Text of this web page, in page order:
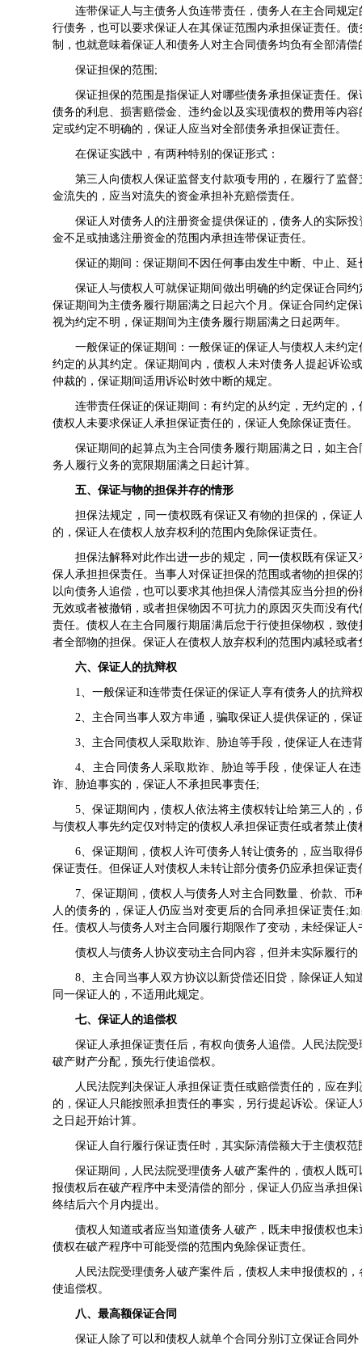
连带保证人与主债务人负连带责任，债务人在主合同规
行债务，也可以要求保证人在其保证范围内承担保证责任。
制，也就意味着保证人和债务人对主合同债务均负有全部清偿
保证担保的范围;
保证担保的范围是指保证人对哪些债务承担保证责任。
债务的利息、损害赔偿金、违约金以及实现债权的费用等内
定或约定不明确的，保证人应当对全部债务承担保证责任。
在保证实践中，有两种特别的保证形式：
第三人向债权人保证监督支付款项专用的，在履行了监
金流失的，应当对流失的资金承担补充赔偿责任。
保证人对债务人的注册资金提供保证的，债务人的实际
金不足或抽逃注册资金的范围内承担连带保证责任。
保证的期间：保证期间不因任何事由发生中断、中止、延
保证人与债权人可就保证期间做出明确的约定保证合同
保证期间为主债务履行期届满之日起六个月。保证合同约定
视为约定不明，保证期间为主债务履行期届满之日起两年。
一般保证的保证期间：一般保证的保证人与债权人未约
约定的从其约定。保证期间内，债权人未对债务人提起诉讼
仲裁的，保证期间适用诉讼时效中断的规定。
连带责任保证的保证期间：有约定的从约定，无约定的
债权人未要求保证人承担保证责任的，保证人免除保证责任。
保证期间的起算点为主合同债务履行期届满之日，如主
务人履行义务的宽限期届满之日起计算。
五、保证与物的担保并存的情形
担保法规定，同一债权既有保证又有物的担保的，保证
的，保证人在债权人放弃权利的范围内免除保证责任。
担保法解释对此作出进一步的规定，同一债权既有保证
保人承担担保责任。当事人对保证担保的范围或者物的担保
以向债务人追偿，也可以要求其他担保人清偿其应当分担的
无效或者被撤销，或者担保物因不可抗力的原因灭失而没有
责任。债权人在主合同履行期届满后怠于行使担保物权，致
者全部物的担保。保证人在债权人放弃权利的范围内减轻或者
六、保证人的抗辩权
1、一般保证和连带责任保证的保证人享有债务人的抗辩
2、主合同当事人双方串通，骗取保证人提供保证的，保
3、主合同债权人采取欺诈、胁迫等手段，使保证人在违
4、主合同债务人采取欺诈、胁迫等手段，使保证人在
诈、胁迫事实的，保证人不承担民事责任;
5、保证期间内，债权人依法将主债权转让给第三人的
与债权人事先约定仅对特定的债权人承担保证责任或者禁止
6、保证期间，债权人许可债务人转让债务的，应当取
保证责任。但保证人对债权人未转让部分债务仍应承担保证责
7、保证期间，债权人与债务人对主合同数量、价款、
人的债务的，保证人仍应当对变更后的合同承担保证责任;
任。债权人与债务人对主合同履行期限作了变动，未经保证
债权人与债务人协议变动主合同内容，但并未实际履行
8、主合同当事人双方协议以新贷偿还旧贷，除保证人
同一保证人的，不适用此规定。
七、保证人的追偿权
保证人承担保证责任后，有权向债务人追偿。人民法院
破产财产分配，预先行使追偿权。
人民法院判决保证人承担保证责任或赔偿责任的，应在
的，保证人只能按照承担责任的事实，另行提起诉讼。保证
之日起开始计算。
保证人自行履行保证责任时，其实际清偿额大于主债权
保证期间，人民法院受理债务人破产案件的，债权人既
报债权后在破产程序中未受清偿的部分，保证人仍应当承担
终结后六个月内提出。
债权人知道或者应当知道债务人破产，既未申报债权也
债权在破产程序中可能受偿的范围内免除保证责任。
人民法院受理债务人破产案件后，债权人未申报债权的
使追偿权。
八、最高额保证合同
保证人除了可以和债权人就单个合同分别订立保证合同